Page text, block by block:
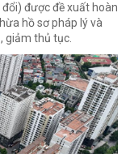
được đề xuất hoàn
hồ sơ pháp lý và
giảm thủ tục.